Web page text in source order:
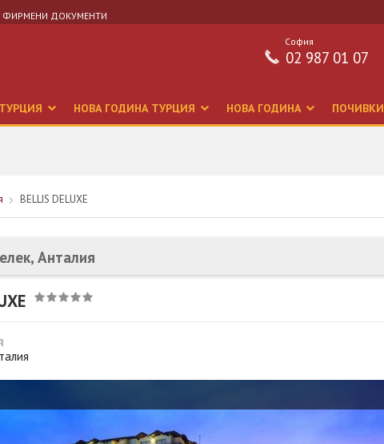
ФИРМЕНИ ДОКУМЕНТИ
София
02 987 01 07
НОВА ГОДИНА ТУРЦИЯ НОВА ГОДИНА ПОЧИВКИ
BELLIS DELUXE
Анталия